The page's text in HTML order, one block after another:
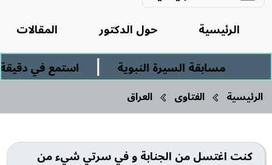
الرئيسية حول الدكتور
المقالات
مسابقة السيرة النبوية
| استمع في
الرئيسية الفتاوى العراق
كنت اغتسل من الجنابة و في سرتي شيء من